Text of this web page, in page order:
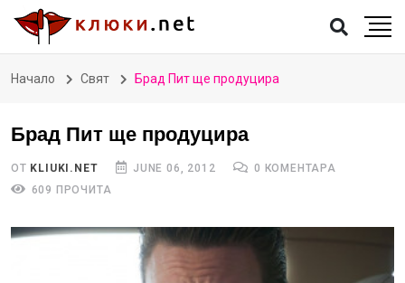
Начало Свят Брад Пит ще продуцира
Брад Пит ще продуцира
ОТ KLIUKI.NET JUNE 06, 2012
0 КОМЕНТАРА
609 ПРОЧИТА